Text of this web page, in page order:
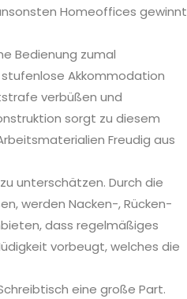
Homeoffices gewinnt
Bedienung zumal
Akkommodation
verbüßen und
sorgt zu diesem
Freudig aus
unterschätzen. Durch die
werden Nacken-, Rücken-
dass regelmäßiges
vorbeugt, welches die
eine große Part.